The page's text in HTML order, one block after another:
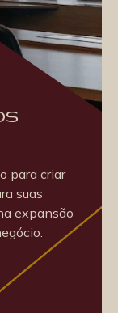
para criar
suas
expansão